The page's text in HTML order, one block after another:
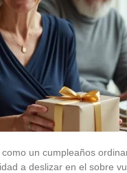
un cumpleaños
a deslizar en el sobre